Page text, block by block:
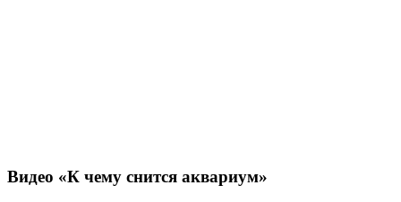
Видео «К чему снится аквариум»